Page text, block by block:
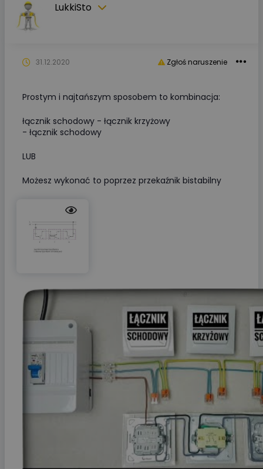
LukkiSto
Zgłoś naruszenie
31.12.2020
Prostym i najtańszym sposobem to kombinacja:
łącznik schodowy - łącznik krzyżowy
- łącznik schodowy
LUB
Możesz wykonać to poprzez przekaźnik bistabilny